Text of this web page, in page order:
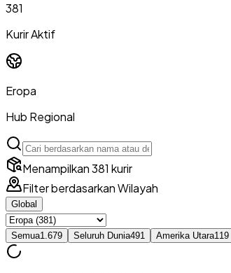
381
Kurir Aktif
Eropa
Hub Regional
Menampilkan 381 kurir
Filter berdasarkan Wilayah
Global
Semua1.679 Seluruh Dunia491 Amerika Utara119